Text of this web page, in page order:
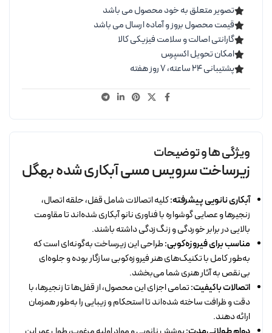
تصویر متعلق به خود محصول می باشد
قیمت محصول بروز و آماده ارسال می باشد
گارانتی اصالت و سلامت فیزیکی کالا
امکان تحویل اکسپرس
پشتیبانی ۲۴ ساعته، ۷ روز هفته
ویژگی ها و توضیحات
زیرساخت سرویس مسی آبکاری شده بهگل
آبکاری نانویی پیشرفته:کلیه اتصالات شامل قفل، حلقه اتصال،
زنجیرها و عصایی گوشواره با فناوری نانو آبکاری شده‌اند تا مقاومت
بالایی در برابر خوردگی و زنگ‌زدگی داشته باشند.
مناسب برای فیروزه‌کوبی:طراحی این زیرساخت به‌گونه‌ای است که
به‌طور کامل با تکنیک‌های هنر فیروزه‌کوبی سازگار بوده و جلوه‌ای
بی‌نقص به آثار هنری شما می‌بخشد.
اتصالات باکیفیت:تمامی اجزای این محصول، از قفل‌ها تا زنجیرها، با
دقت و ظرافت ساخته شده‌اند تا استحکام و زیبایی را به‌طور همزمان
ارائه دهند.